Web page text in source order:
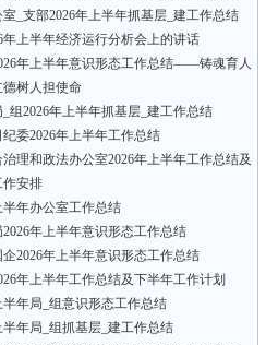
_支部2026年上半年抓基层_建工作总结
年上半年经济运行分析会上的讲话
年上半年意识形态工作总结——铸魂育人
德树人担使命
组2026年上半年抓基层_建工作总结
委2026年上半年工作总结
理和政法办公室2026年上半年工作总结及
作安排
半年办公室工作总结
年上半年意识形态工作总结
2026年上半年意识形态工作总结
年上半年工作总结及下半年工作计划
半年局_组意识形态工作总结
半年局_组抓基层_建工作总结